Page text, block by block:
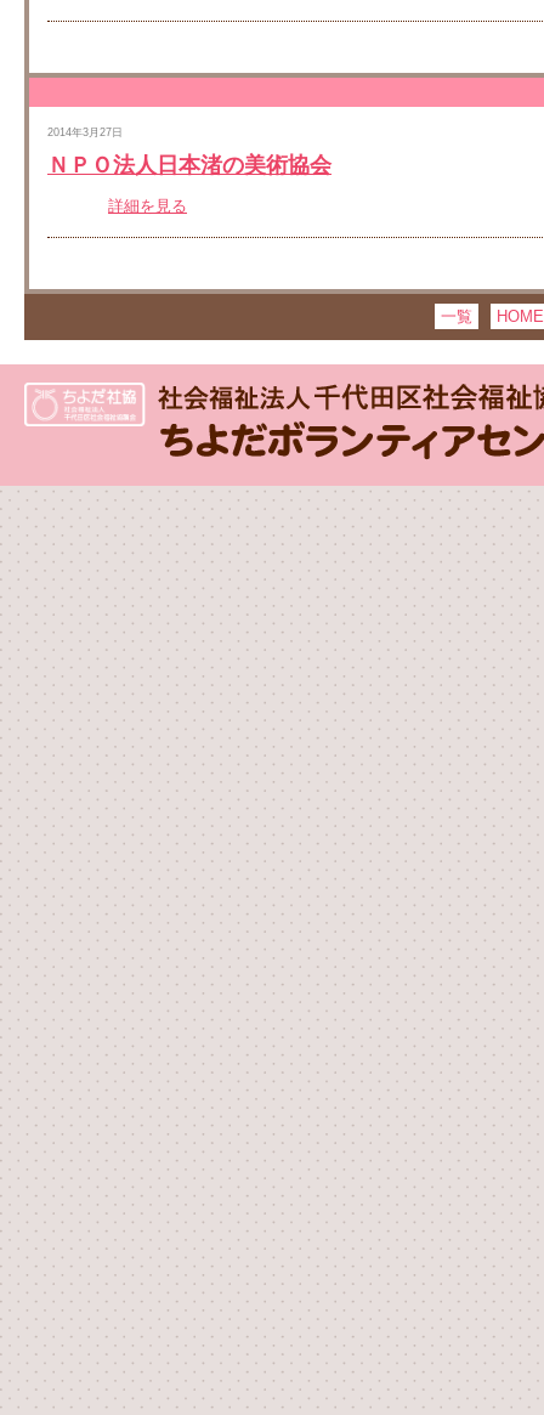
2014年3月27日
ＮＰＯ法人日本渚の美術協会
詳細を見る
一覧 HOME